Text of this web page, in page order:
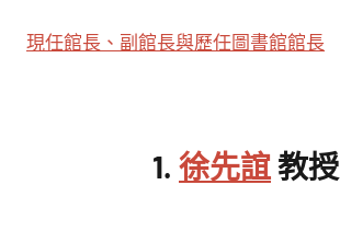
學
現任館長、副館長與歷任圖書館館長
1. 徐先誼教授